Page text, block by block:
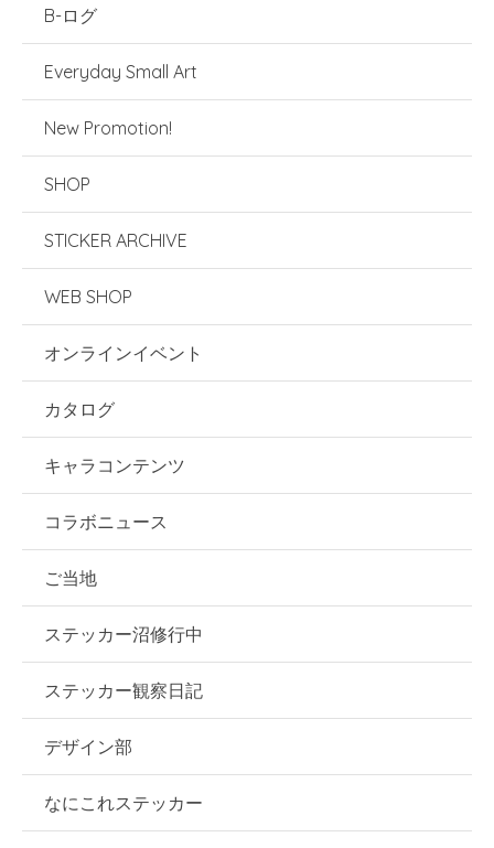
B-ログ
Everyday Small Art
New Promotion!
SHOP
STICKER ARCHIVE
WEB SHOP
オンラインイベント
カタログ
キャラコンテンツ
コラボニュース
ご当地
ステッカー沼修行中
ステッカー観察日記
デザイン部
なにこれステッカー